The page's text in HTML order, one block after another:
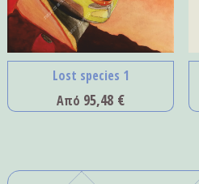
Lost species 1
Από 95,48 €